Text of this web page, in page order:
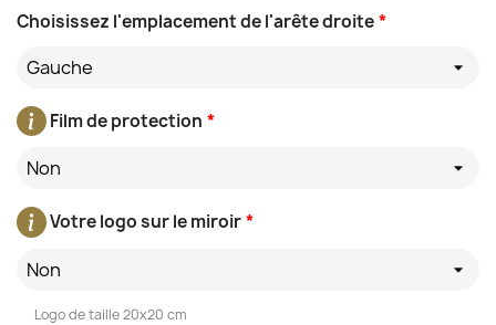
*
Choisissez l'emplacement de l'arête droite
Gauche
*
Film de protection
Non
*
Votre logo sur le miroir
Non
Logo de taille 20x20 cm